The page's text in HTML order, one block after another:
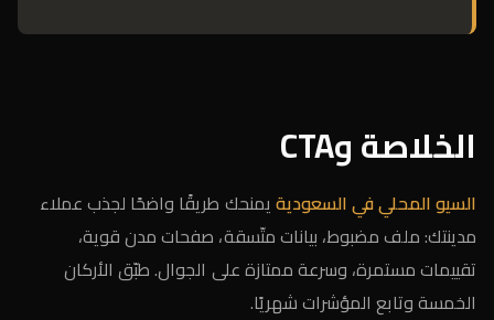
الخلاصة وCTA
السيو المحلي في السعوديةيمنحك طريقًا واضحًا لجذب عملاء
مدينتك: ملف مضبوط، بيانات متّسقة، صفحات مدن قوية،
تقييمات مستمرة، وسرعة ممتازة على الجوال. طبّق الأركان
الخمسة وتابع المؤشرات شهريًا.